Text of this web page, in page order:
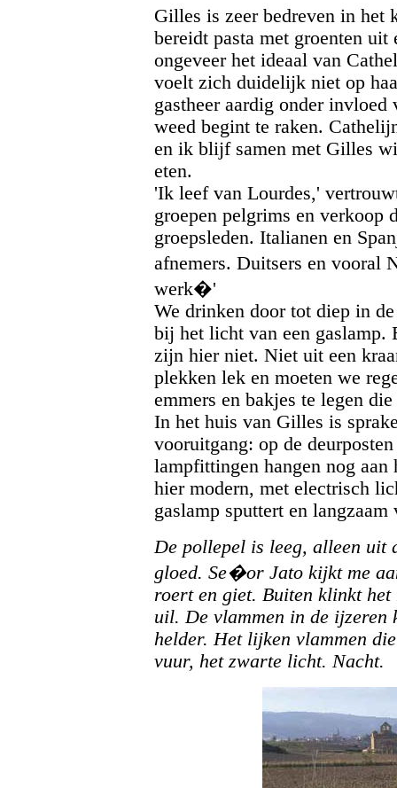
Gilles is zeer bedreven in het
bereidt pasta met groenten
ongeveer het ideaal van
voelt zich duidelijk niet op
gastheer aardig onder
weed begint te raken.
en ik blijf samen met Gilles
eten.
'Ik leef van Lourdes,'
groepen pelgrims en verkoop
groepsleden. Italianen en
afnemers. Duitsers en vooral
werk�'
We drinken door tot diep in
bij het licht van een gaslamp.
zijn hier niet. Niet uit een
plekken lek en moeten we
emmers en bakjes te legen
In het huis van Gilles is
vooruitgang: op de
lampfittingen hangen nog
hier modern, met electrisch
gaslamp sputtert en
De pollepel is leeg, alleen uit
gloed. Se�or Jato kijkt me
roert en giet. Buiten klinkt het
uil. De vlammen in de ijzeren
helder. Het lijken vlammen
vuur, het zwarte licht. Nacht.